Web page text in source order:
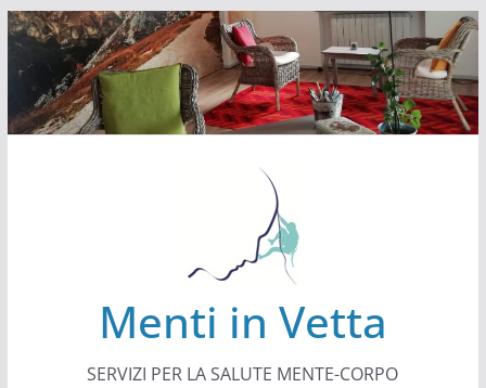
Salta
contenuto
Menti in Vetta
SERVIZI PER LA SALUTE MENTE-CORPO